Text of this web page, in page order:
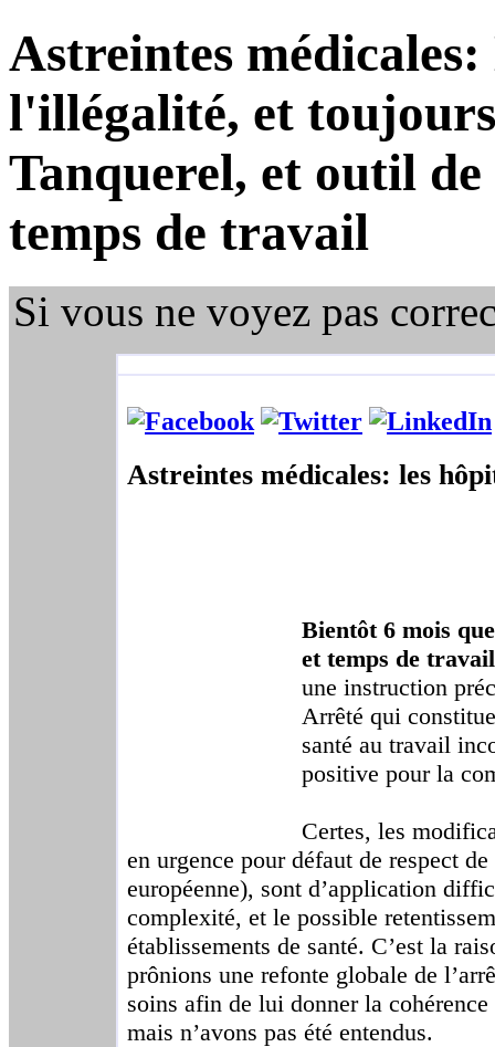
Astreintes
l'illégalité, et
Tanquerel, et outil
temps de travail
Si vous ne voyez pas
Astreintes médicales: les
Bientôt 6 mois
et temps de
une instruction
Arrêté qui
santé au travail
positive pour la
Certes, les
en urgence pour défaut de respect
européenne), sont d’application
complexité, et le possible
établissements de santé. C’est la
prônions une refonte globale de
soins afin de lui donner la
mais n’avons pas été entendus.